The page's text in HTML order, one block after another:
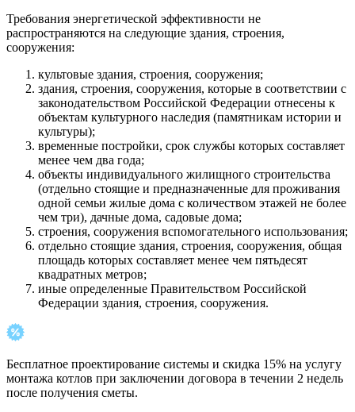
Требования энергетической эффективности не
распространяются на следующие здания, строения,
сооружения:
культовые здания, строения, сооружения;
здания, строения, сооружения, которые в соответствии с
законодательством Российской Федерации отнесены к
объектам культурного наследия (памятникам истории и
культуры);
временные постройки, срок службы которых составляет
менее чем два года;
объекты индивидуального жилищного строительства
(отдельно стоящие и предназначенные для проживания
одной семьи жилые дома с количеством этажей не более
чем три), дачные дома, садовые дома;
строения, сооружения вспомогательного использования;
отдельно стоящие здания, строения, сооружения, общая
площадь которых составляет менее чем пятьдесят
квадратных метров;
иные определенные Правительством Российской
Федерации здания, строения, сооружения.
Бесплатное проектирование системы и скидка 15% на услугу
монтажа котлов при заключении договора в течении 2 недель
после получения сметы.